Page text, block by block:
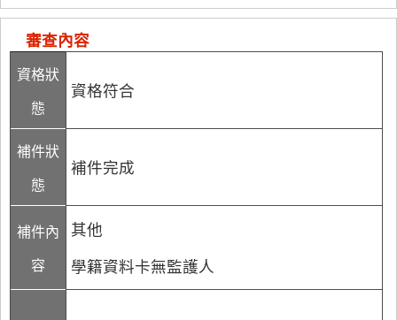
審查內容
資格狀
態
資格符合
補件狀
態
補件完成
補件內
容
其他
學籍資料卡無監護人